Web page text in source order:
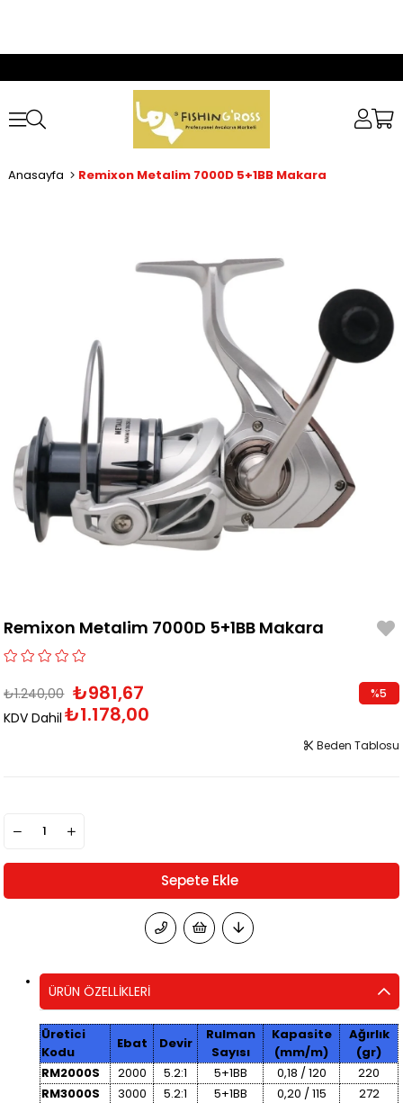
Anasayfa Remixon Metalim 7000D 5+1BB Makara
Remixon Metalim 7000D 5+1BB Makara
₺1.240,00 ₺981,67
KDV Dahil ₺1.178,00
%5
Beden Tablosu
ÜRÜN ÖZELLIKLERI
Üretici
Kodu
Ebat Devir
Rulman
Sayısı
Kapasite
(mm/m)
Ağırlık
(gr)
RM2000S
2000 5.2:1 5+1BB 0,18 / 120
220
RM3000S
3000 5.2:1 5+1BB 0,20 / 115
272